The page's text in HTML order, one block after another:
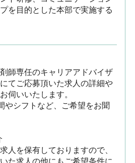
を目的とした本部で実施する
師専任のキャリアアドバイザ
てご応募頂いた求人の詳細や
伺いいたします。
シフトなど、ご希望をお聞
人を保有しておりますので、
た求人の他にもご希望条件に